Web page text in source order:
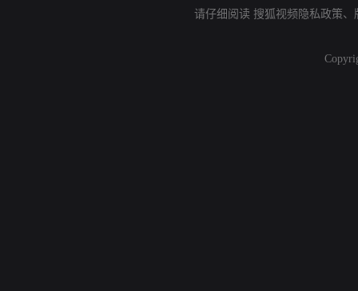
请仔细阅读 搜狐视频隐私政策、